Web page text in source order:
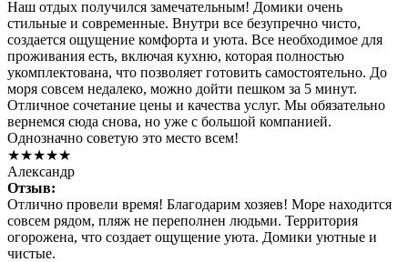
Наш отдых получился замечательным! Домики очень
стильные и современные. Внутри все безупречно чисто,
создается ощущение комфорта и уюта. Все необходимое для
проживания есть, включая кухню, которая полностью
укомплектована, что позволяет готовить самостоятельно. До
моря совсем недалеко, можно дойти пешком за 5 минут.
Отличное сочетание цены и качества услуг. Мы обязательно
вернемся сюда снова, но уже с большой компанией.
Однозначно советую это место всем!
★★★★★
Александр
Отзыв:
Отлично провели время! Благодарим хозяев! Море находится
совсем рядом, пляж не переполнен людьми. Территория
огорожена, что создает ощущение уюта. Домики уютные и
чистые.